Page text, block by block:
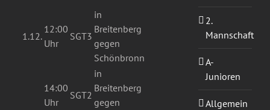
1.12.
12:00
Uhr
SGT3
in
Breitenberg
gegen
Schönbronn
14:00
Uhr
SGT2
in
Breitenberg
gegen
2.
Mannschaft
A-
Junioren
Allgemein